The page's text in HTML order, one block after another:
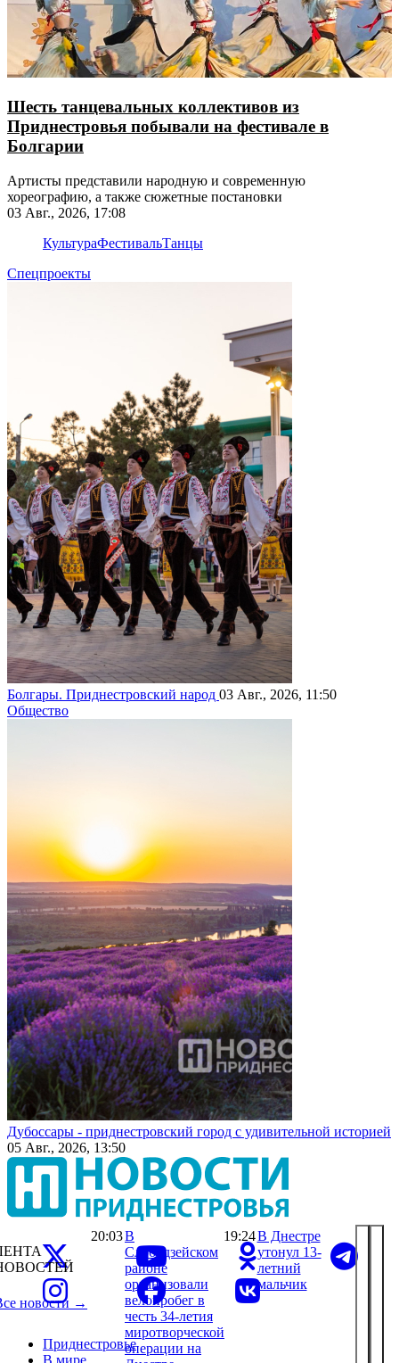
Шесть танцевальных коллективов из
Приднестровья побывали на фестивале в
Болгарии
Артисты представили народную и современную
хореографию, а также сюжетные постановки
03 Авг., 2026, 17:08
КультураФестивальТанцы
Спецпроекты
Болгары. Приднестровский народ 03 Авг., 2026, 11:50
Общество
Дубоссары - приднестровский город с удивительной историей
05 Авг., 2026, 13:50
Приднестровье
В мире
новости →
20:03В
Слободзейском
районе
организовали
велопробег в
честь 34-летия
миротворческой
операции на
19:24В Днестре
утонул 13-
летний
мальчик